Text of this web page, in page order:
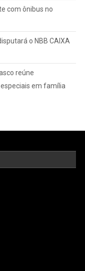
com ônibus no
o NBB CAIXA
reúne
em família